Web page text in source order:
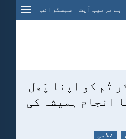
بے ترتیب آیت سبسکرائب
تُم کو اپنا پَھل
انجام ہمیشہ کی
غلامی